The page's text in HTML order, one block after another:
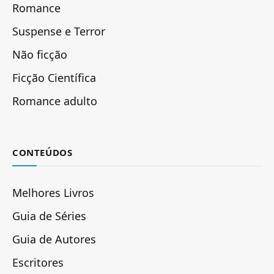
Romance
Suspense e Terror
Não ficção
Ficção Científica
Romance adulto
CONTEÚDOS
Melhores Livros
Guia de Séries
Guia de Autores
Escritores